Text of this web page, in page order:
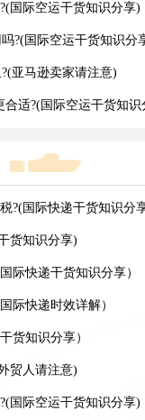
国际空运干货知识分享)
?(国际空运干货知识分
亚马逊卖家请注意)
适?(国际空运干货知识
?(国际快递干货知识分
货知识分享)
际快递干货知识分享）
际快递时效详解）
货知识分享）
贸人请注意)
国际空运干货知识分享)